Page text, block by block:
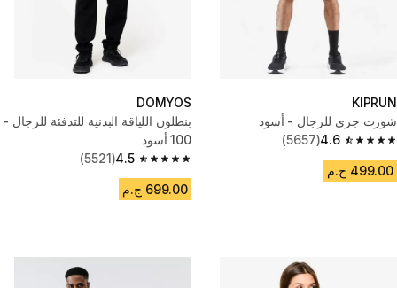
KIPRUN
شورت جري للرجال - أسود
4.6
4.6 out of 5 stars from 5657 reviews
(5657)
499.00 ج.م
DOMYOS
بنطلون اللياقة البدنية للتدفئة للرجال -
100 أسود
4.5
4.5 out of 5 stars from 5521 reviews
(5521)
699.00 ج.م